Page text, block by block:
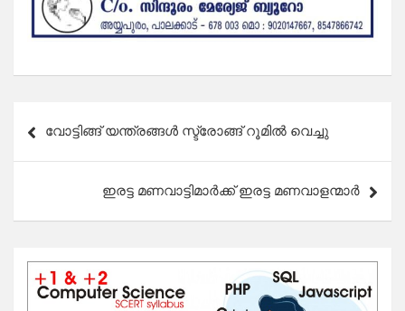
navigation
വോട്ടിങ്ങ് യന്ത്രങ്ങൾ സ്ട്രോങ്ങ് റൂമിൽ വെച്ചു
ഇരട്ട മണവാട്ടിമാർക്ക് ഇരട്ട മണവാളന്മാർ